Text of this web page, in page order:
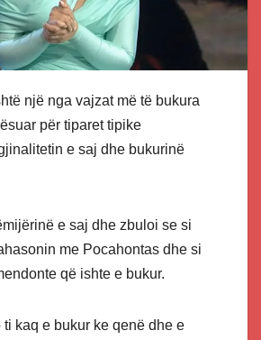
një nga vajzat më të bukura
për tiparet tipike
e saj dhe bukurinë
e saj dhe zbuloi se si
me Pocahontas dhe si
që ishte e bukur.
kaq e bukur ke qenë dhe e